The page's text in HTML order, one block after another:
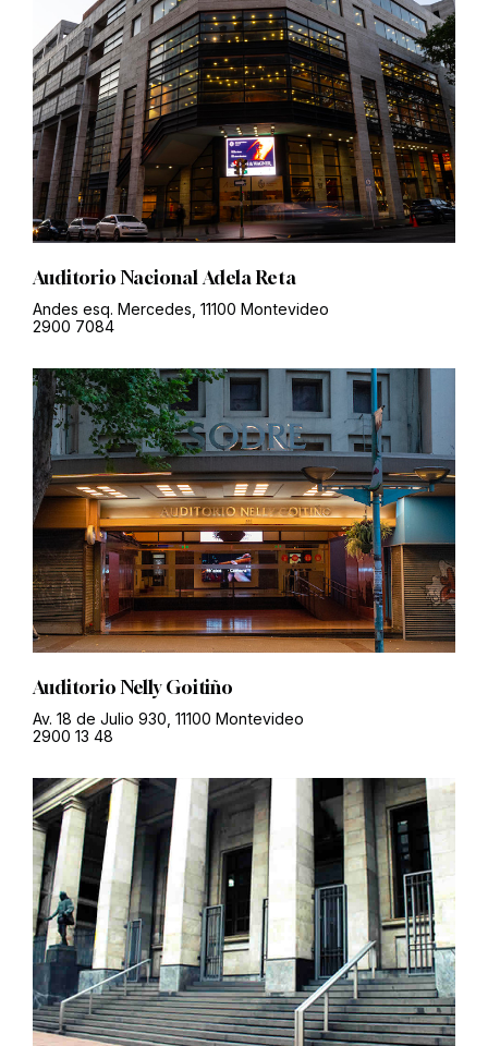
Auditorio Nacional Adela Reta
Andes esq. Mercedes, 11100 Montevideo
2900 7084
Auditorio Nelly Goitiño
Av. 18 de Julio 930, 11100 Montevideo
2900 13 48